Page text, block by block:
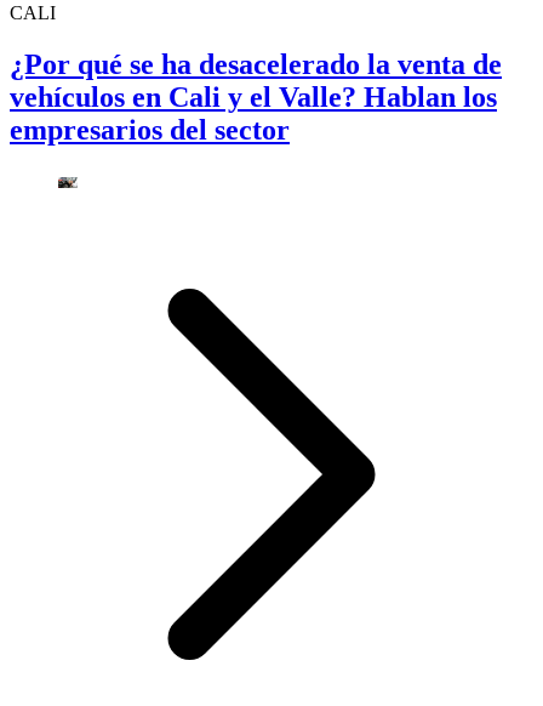
CALI
¿Por qué se ha desacelerado la venta de
vehículos en Cali y el Valle? Hablan los
empresarios del sector